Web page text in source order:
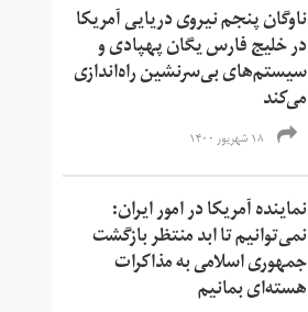
ناوگان پنجم نیروی دریایی آمریکا
در خلیج فارس یگان پهپادی و
سیستم‌های بی‌سرنشین راه‌اندازی
می‌کند
۱۸ شهریور ۱۴۰۰
نماینده آمریکا در امور ایران:
نمی‌‌توانیم تا ابد منتظر بازگشت
جمهوری اسلامی به مذاکرات
هسته‌ای بمانیم